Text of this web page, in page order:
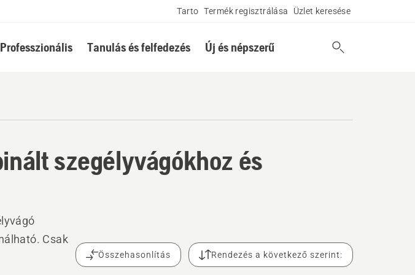
Tarto Termék regisztrálása Üzlet keresése
Professzionális Tanulás és felfedezés Új és népszerű
szegélyvágókhoz és
Csak
Összehasonlítás Rendezés a következő szerint: